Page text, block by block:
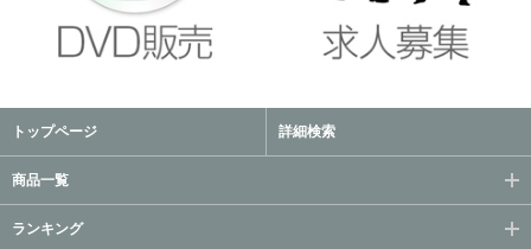
トップページ 詳細検索
商品一覧
ランキング